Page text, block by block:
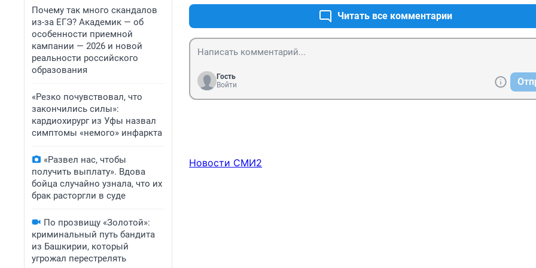
Почему так много скандалов
из-за ЕГЭ? Академик — об
особенности приемной
кампании — 2026 и новой
реальности российского
образования
«Резко почувствовал, что
закончились силы»:
кардиохирург из Уфы назвал
симптомы «немого» инфаркта
«Развел нас, чтобы
получить выплату». Вдова
бойца случайно узнала, что их
брак расторгли в суде
По прозвищу «Золотой»:
криминальный путь бандита
из Башкирии, который
угрожал перестрелять
Читать все комментарии
Гость
Войти
Новости СМИ2